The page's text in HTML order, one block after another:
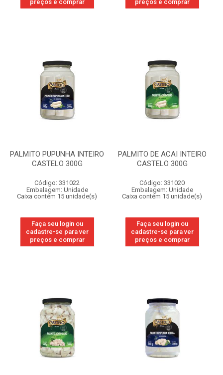
preços e comprar preços e comprar
PALMITO PUPUNHA INTEIRO
CASTELO 300G
Código: 331022
Embalagem: Unidade
Caixa contém 15 unidade(s)
Faça seu login ou
cadastre-se para ver
preços e comprar
PALMITO DE ACAI INTEIRO
CASTELO 300G
Código: 331020
Embalagem: Unidade
Caixa contém 15 unidade(s)
Faça seu login ou
cadastre-se para ver
preços e comprar